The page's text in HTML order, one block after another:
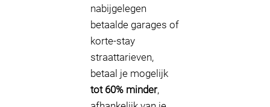
nabijgelegen
betaalde garages of
korte-stay
straattarieven,
betaal je mogelijk
tot 60% minder,